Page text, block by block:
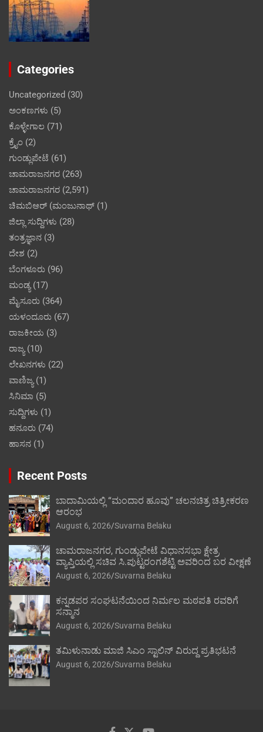
Categories
Uncategorized (30)
ಅಂಕಣಗಳು (5)
ಕೊಳ್ಳೇಗಾಲ (71)
ಕ್ರೈಂ (2)
ಗುಂಡ್ಲುಪೇಟೆ (61)
ಚಾಮರಾಜನಗರ (263)
ಚಾಮರಾಜನಗರ (2,591)
ಚಿಮಬಿಆರ್ (ಮಂಜುನಾಥ್ (1)
ಜಿಲ್ಲಾ ಸುದ್ದಿಗಳು (28)
ತಂತ್ರಜ್ಞಾನ (3)
ದೇಶ (2)
ಬೆಂಗಳೂರು (96)
ಮಂಡ್ಯ(17)
ಮೈಸೂರು (364)
ಯಳಂದೂರು (67)
ರಾಜಕೀಯ (3)
ರಾಜ್ಯ(10)
ಲೇಖನಗಳು (22)
ವಾಣಿಜ್ಯ(1)
ಸಿನಿಮಾ (5)
ಸುದ್ದಿಗಳು (1)
ಹನೂರು (74)
ಹಾಸನ (1)
Recent Posts
ಬಾದಾಮಿಯಲ್ಲಿ “ಮಂದಾರ ಹೂವು” ಚಲನಚಿತ್ರ ಚಿತ್ರೀಕರಣ
ಆರಂಭ
August 6, 2026 Suvarna Belaku
ಚಾಮರಾಜನಗರ, ಗುಂಡ್ಲುಪೇಟೆ ವಿಧಾನಸಭಾ ಕ್ಷೇತ್ರ
ವ್ಯಾಪ್ತಿಯಲ್ಲಿ ಸಚಿವ ಸಿ.ಪುಟ್ಟರಂಗಶೆಟ್ಟಿ ಅವರಿಂದ ಬರ ವೀಕ್ಷಣೆ
August 6, 2026 Suvarna Belaku
ಕನ್ನಡಪರ ಸಂಘಟನೆಯಿಂದ ನಿರ್ಮಲ ಮಠಪತಿ ರವರಿಗೆ
ಸನ್ಮಾನ
August 6, 2026 Suvarna Belaku
ತಮಿಳುನಾಡು ಮಾಜಿ ಸಿಎಂ ಸ್ಟಾಲಿನ್ ವಿರುದ್ದ ಪ್ರತಿಭಟನೆ
August 6, 2026 Suvarna Belaku